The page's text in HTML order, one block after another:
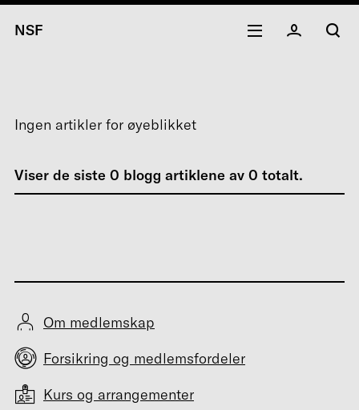
NSF
Ingen artikler for øyeblikket
Viser de siste 0 blogg artiklene av 0 totalt.
Om medlemskap
Forsikring og medlemsfordeler
Kurs og arrangementer